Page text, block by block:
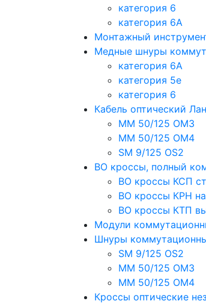
категория 6
категория 6A
Монтажный
Медные шнуры
категория 6A
категория 5e
категория 6
Кабель оптический
MM 50/125 OM3
MM 50/125 OM4
SM 9/125 OS2
ВО кроссы, полный
ВО кроссы КСП
ВО кроссы КРН
ВО кроссы КТП
Модули
Шнуры
SM 9/125 OS2
MM 50/125 OM3
MM 50/125 OM4
Кроссы оптические